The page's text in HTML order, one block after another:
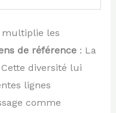
multiplie les
de référence: La
diversité lui
lignes
comme